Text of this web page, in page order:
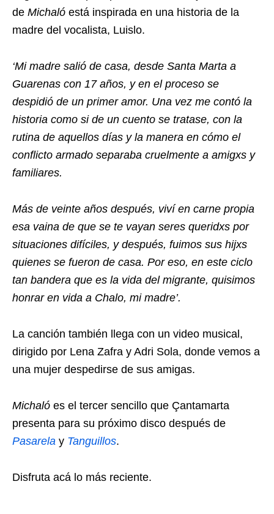
de Michaló está inspirada en una historia de la
madre del vocalista, Luislo.
‘Mi madre salió de casa, desde Santa Marta a
Guarenas con 17 años, y en el proceso se
despidió de un primer amor. Una vez me contó la
historia como si de un cuento se tratase, con la
rutina de aquellos días y la manera en cómo el
conflicto armado separaba cruelmente a amigxs y
familiares.
Más de veinte años después, viví en carne propia
esa vaina de que se te vayan seres queridxs por
situaciones difíciles, y después, fuimos sus hijxs
quienes se fueron de casa. Por eso, en este ciclo
tan bandera que es la vida del migrante, quisimos
honrar en vida a Chalo, mi madre’.
La canción también llega con un video musical,
dirigido por Lena Zafra y Adri Sola, donde vemos a
una mujer despedirse de sus amigas.
Michaló es el tercer sencillo que Çantamarta
presenta para su próximo disco después de
Pasarela y Tanguillos.
Disfruta acá lo más reciente.